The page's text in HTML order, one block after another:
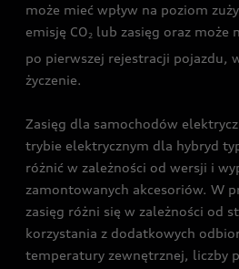
może mieć wpływ na poziom
emisję CO2 lub zasięg oraz może
po pierwszej rejestracji pojazdu,
życzenie.
Zasięg dla samochodów
trybie elektrycznym dla hybryd
różnić w zależności od wersji i
zamontowanych akcesoriów. W
zasięg różni się w zależności od
korzystania z dodatkowych
temperatury zewnętrznej, liczby